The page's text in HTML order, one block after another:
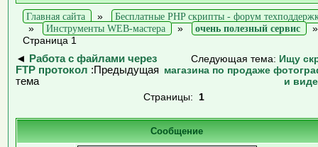
Главная сайта »
Бесплатные PHP скрипты - форум
»
Инструменты WEB-мастера » очень полезный сервис
Страница 1
◄
Работа с файлами через
FTP протокол :Предыдущая
тема
Следующая тема: Ищу
магазина по продаже
и
Страницы: 1
Сообщение